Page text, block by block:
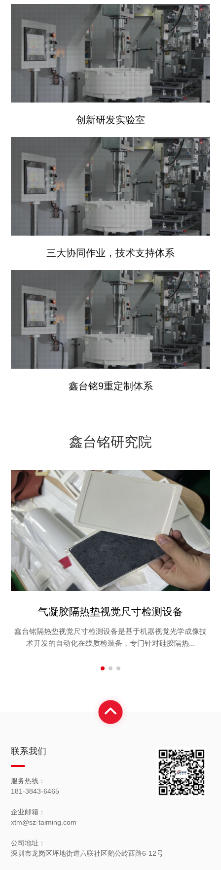
创新研发实验室
三大协同作业，技术支持体系
鑫台铭9重定制体系
鑫台铭研究院
气凝胶隔热垫视觉尺寸检测设备
鑫台铭隔热垫视觉尺寸检测设备是基于机器视觉光学成像技
术开发的自动化在线质检装备，专门针对硅胶隔热...
联系我们
服务热线：
181-3843-6465
企业邮箱：
xtm@sz-taiming.com
公司地址：
深圳市龙岗区坪地街道六联社区鹅公岭西路6-12号